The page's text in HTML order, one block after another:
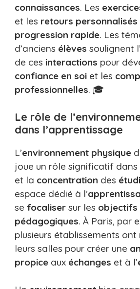
connaissances. Les
et les retours personnalisés
progression rapide. Les
d’anciens élèves soulignent
de ces interactions pour
confiance en soi et les
professionnelles. 🎓
Le rôle de
dans l’apprentissage
L’environnement physique
joue un rôle significatif dans
et la concentration des
espace dédié à l’
se focaliser sur les objectifs
pédagogiques. À Paris, par
plusieurs établissements ont
leurs salles pour créer une
propice aux échanges et à l’